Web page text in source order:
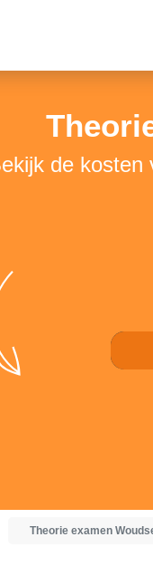
de kosten
Theorie examen